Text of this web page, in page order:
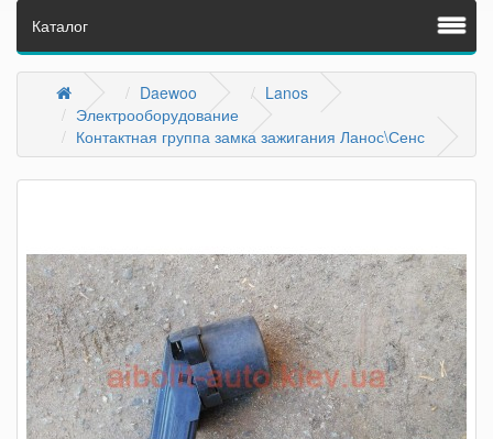
Каталог
Daewoo
Lanos
Электрооборудование
Контактная группа замка зажигания Ланос\Сенс